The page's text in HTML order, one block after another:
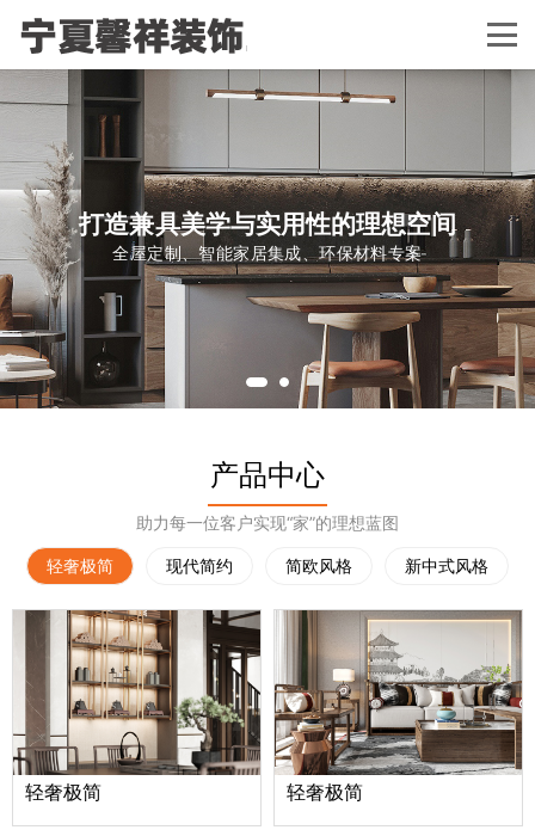
打造兼具美学与实用性的理想空间
全屋定制、智能家居集成、环保材料专案
产品中心
助力每一位客户实现“家”的理想蓝图
轻奢极简 现代简约 简欧风格 新中式风格
轻奢极简 轻奢极简